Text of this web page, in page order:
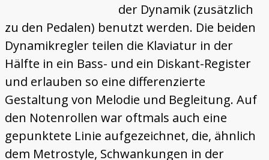
der Dynamik (zusätzlich
zu den Pedalen) benutzt werden. Die beiden
Dynamikregler teilen die Klaviatur in der
Hälfte in ein Bass- und ein Diskant-Register
und erlauben so eine differenzierte
Gestaltung von Melodie und Begleitung. Auf
den Notenrollen war oftmals auch eine
gepunktete Linie aufgezeichnet, die, ähnlich
dem Metrostyle, Schwankungen in der